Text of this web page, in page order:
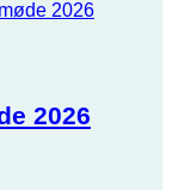
2026